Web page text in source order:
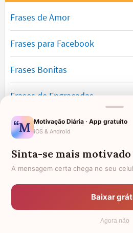
Frases de Amor
Frases para Facebook
Frases Bonitas
Frases de Engraçadas
Frases Românticas
Frases de Reflexão
Frases Lindas
Motivação Diária · App gratuito
iOS & Android
Sinta-se mais motivado
A mensagem certa chega no seu
Baixar
Agora não